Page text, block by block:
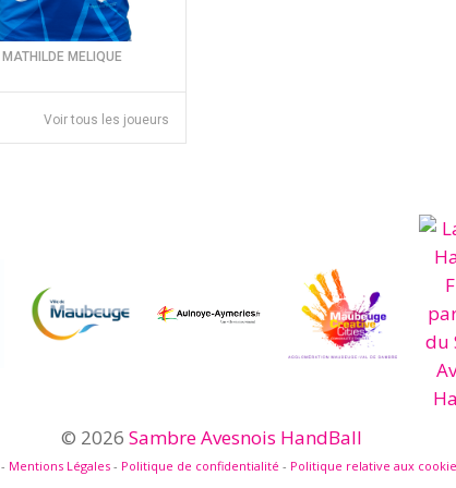
MATHILDE MELIQUE
Voir tous les joueurs
© 2026 Sambre Avesnois HandBall
- Mentions Légales - Politique de confidentialité - Politique relative aux